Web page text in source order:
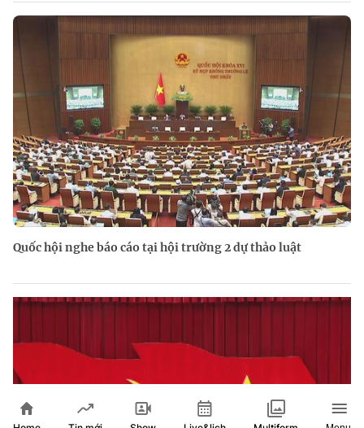
Quốc hội nghe báo cáo tại hội trường 2 dự thảo luật